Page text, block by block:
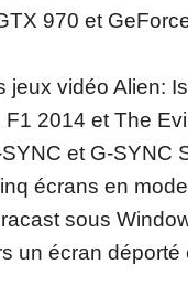
970 et
jeux vidéo Alien:
2014 et The
et G-SYNC
écrans en
sous
un écran déporté